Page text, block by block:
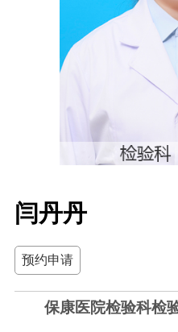
闫丹丹
预约申请
保康医院检验科检